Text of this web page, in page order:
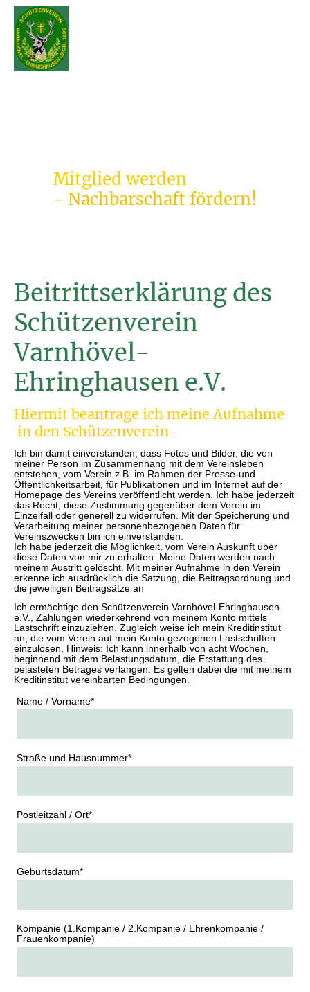
Mitglied werden
- Nachbarschaft fördern!
Beitrittserklärung des
Schützenverein
Varnhövel-
Ehringhausen e.V.
Hiermit beantrage ich meine Aufnahme
in den Schützenverein
Ich bin damit einverstanden, dass Fotos und Bilder, die von
meiner Person im Zusammenhang mit dem Vereinsleben
entstehen, vom Verein z.B. im Rahmen der Presse-und
Öffentlichkeitsarbeit, für Publikationen und im Internet auf der
Homepage des Vereins veröffentlicht werden. Ich habe jederzeit
das Recht, diese Zustimmung gegenüber dem Verein im
Einzelfall oder generell zu widerrufen. Mit der Speicherung und
Verarbeitung meiner personenbezogenen Daten für
Vereinszwecken bin ich einverstanden.
Ich habe jederzeit die Möglichkeit, vom Verein Auskunft über
diese Daten von mir zu erhalten. Meine Daten werden nach
meinem Austritt gelöscht. Mit meiner Aufnahme in den Verein
erkenne ich ausdrücklich die Satzung, die Beitragsordnung und
die jeweiligen Beitragsätze an
Ich ermächtige den Schützenverein Varnhövel-Ehringhausen
e.V., Zahlungen wiederkehrend von meinem Konto mittels
Lastschrift einzuziehen. Zugleich weise ich mein Kreditinstitut
an, die vom Verein auf mein Konto gezogenen Lastschriften
einzulösen. Hinweis: Ich kann innerhalb von acht Wochen,
beginnend mit dem Belastungsdatum, die Erstattung des
belasteten Betrages verlangen. Es gelten dabei die mit meinem
Kreditinstitut vereinbarten Bedingungen.
Name / Vorname*
Straße und Hausnummer*
Postleitzahl / Ort*
Geburtsdatum*
Kompanie (1.Kompanie / 2.Kompanie / Ehrenkompanie /
Frauenkompanie)